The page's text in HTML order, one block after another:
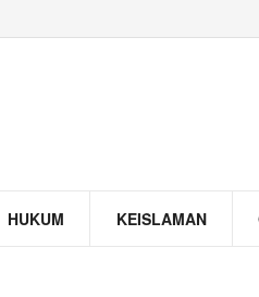
HUKUM KEISLAMAN